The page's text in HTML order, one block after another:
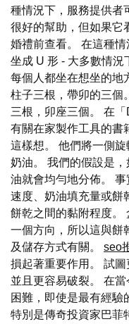
種情況下，服務提供者
很好的幫助，但如果它
婚禮前查看。 在這種
坐成 U 形 - 大多數情況
每個人都坐在想坐的地
柱子三根，帶卯的三個
三根，卯座三個。 在
有關在家製作工具的
這樣想。 他們將一側
奶油。 我們的假設是
油就會均勻地分佈。
速度、奶油填充量或餅
餅乾之間的黏附程度。
一個方向，所以這與餅
及儲存方式有關。 seo
損起著重要作用。 試
並且更容易破裂。 在
困難，即使是最有經驗
特別是傳奇投資家巴菲